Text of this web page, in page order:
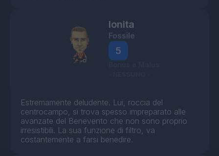
Ionita
Fossile
5
Estremamente deludente. Lui, roccia del
centrocampo, si trova spesso impreparato alle
avanzate del Benevento che non sono proprio
irresistibili. La sua funzione di filtro, va
costantemente a farsi benedire.